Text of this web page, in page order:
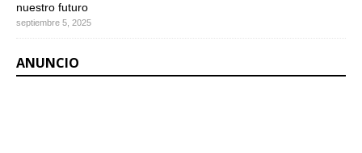
nuestro futuro
septiembre 5, 2025
ANUNCIO